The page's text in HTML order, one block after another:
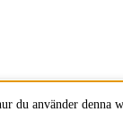
du använder denna